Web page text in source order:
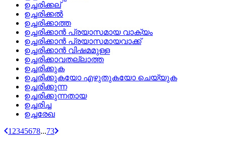
ഉച്ചരിക്കല്
ഉച്ചരിക്കല്‍
ഉച്ചരിക്കാത്ത
ഉച്ചരിക്കാന്‍ പ്രയാസമായ വാക്യം
ഉച്ചരിക്കാന്‍ പ്രയാസമായവാക്ക്
ഉച്ചരിക്കാന്‍ വിഷമമുള്ള
ഉച്ചരിക്കാവതല്ലാത്ത
ഉച്ചരിക്കുക
ഉച്ചരിക്കുകയോ എഴുതുകയോ ചെയ്യുക
ഉച്ചരിക്കുന്ന
ഉച്ചരിക്കുന്നതായ
ഉച്ചരിച്ച
ഉച്ചരേഖ
1 2345678...73